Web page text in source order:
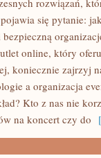
rozwiązań,
się pytanie:
online, który
koniecznie zajrzyj
a organizacja
Kto z nas nie
na koncert czy do